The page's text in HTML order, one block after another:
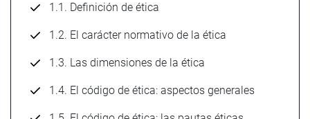
1.1. Definición de ética
1.2. El carácter normativo de la ética
1.3. Las dimensiones de la ética
1.4. El código de ética: aspectos generales